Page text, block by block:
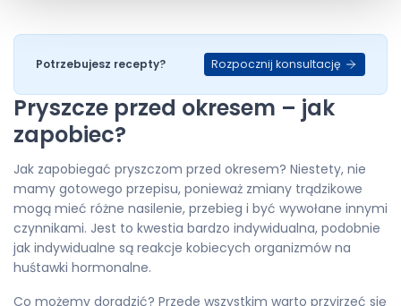
Potrzebujesz recepty? Rozpocznij konsultację
Pryszcze przed okresem – jak
zapobiec?
Jak zapobiegać pryszczom przed okresem? Niestety, nie
mamy gotowego przepisu, ponieważ zmiany trądzikowe
mogą mieć różne nasilenie, przebieg i być wywołane innymi
czynnikami. Jest to kwestia bardzo indywidualna, podobnie
jak indywidualne są reakcje kobiecych organizmów na
huśtawki hormonalne.
Co możemy doradzić? Przede wszystkim warto przyjrzeć się